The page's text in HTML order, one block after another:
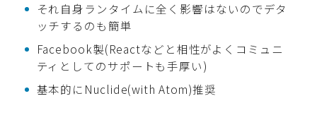
それ自身ランタイムに全く影響はないのでデタ
ッチするのも簡単
Facebook製(Reactなどと相性がよくコミュニ
ティとしてのサポートも手厚い)
基本的にNuclide(with Atom)推奨